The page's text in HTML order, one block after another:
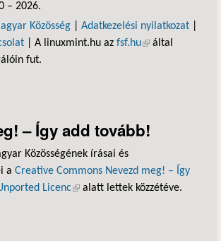
– 2026.
Közösség
Adatkezelési nyilatkozat
| A linuxmint.hu az fsf.hu(külső hivatkozás)
által
fut.
– Így add tovább!
Közösségének írásai és
a Creative Commons Nevezd meg! – Így
Licenc(külső hivatkozás)
alatt lettek közzétéve.